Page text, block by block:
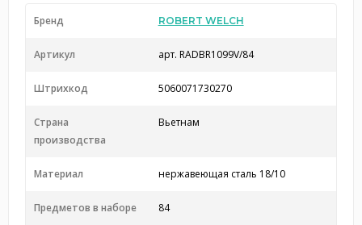
Бренд ROBERT WELCH
Артикул арт. RADBR1099V/84
Штрихкод 5060071730270
Страна
производства
Вьетнам
Материал нержавеющая сталь 18/10
Предметов в наборе 84